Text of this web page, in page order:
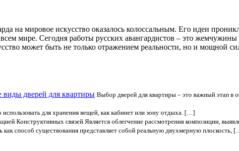
на мировое искусство оказалось колоссальным. Его идеи
мире. Сегодня работы русских авангардистов – это
может быть не только отражением реальности, но и мощной
виды дверей для квартиры Выбор дверей для квартиры – это важный этап в
для хранения вещей, как кабинет или зону отдыха. […]
Конструктивных связей Является облегчение рассмотрения композиции,
как способ существования представляет собой реальную двухмерную плоскость,